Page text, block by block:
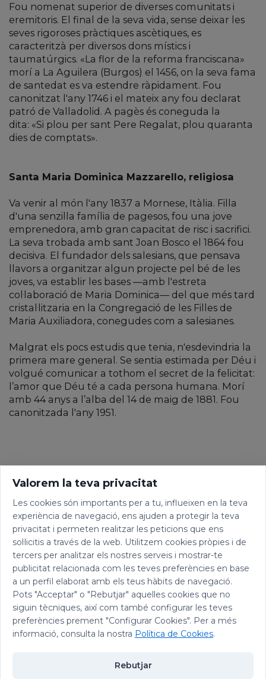
Fou nomenat superior de diverses comunitats i
eremitoris. El final de la seva vida, sense deixar les
seves rigoroses pràctiques ascètiques, es
caracteritzà per diversos dons místics i
taumatúrgics. «La flor de la reforma franciscana»
morí a La Aguilera (Burgos) el 1456, on la seva fama
de santedat es va estendre ràpidament. Fou
canonitzat l'any 1746 i el mateix any fou declarat
patró de Valladolid. A pagès és coneguda la
dita: «Si plou per sant Pere Regalat, plou quaranta
dies de comptats».
Santa Maria Dominica Mazzarello, religiosa
Va venir al món l'any 1837 a Mornese, Itàlia. Filla
d'una senzilla família de pagesos, fou una jove
emprenedora, amb gran capacitat de risc i sacrifici.
La seva trobada amb sant Joan Bosco el 1864 fou
decisiva. El fundador dels salesians, que pensava
llavors a organitzar algun projecte pel bé de les
joves, va establir les bases —amb l'estreta
col·laboració de Maria Dominica— del que més tard
cristal·litzaria en la Congregació de les Filles de
Maria Auxiliadora, conegudes com a salesianes.
Malgrat els pocs estudis que tenia, n'esdevindria la
primera mare general. Se sentia estimada per Déu i
volgué comunicar a tothom el secret de la felicitat:
l’amor que Déu té a cada persona humana. Morí
amb 44 anys a l’alba del 14 de maig de 1881. Fou
canonitzada l'any 1951.
Valorem la teva privacitat
Les cookies són importants per a tu, influeixen en la teva
experiència de navegació, ens ajuden a protegir la teva
privacitat i permeten realitzar les peticions que ens
sol·licitis a través de la web. Utilitzem cookies pròpies i de
tercers per analitzar els nostres serveis i mostrar-te
publicitat relacionada com les teves preferències en base
a un perfil elaborat amb els teus hàbits de navegació.
Pots "Acceptar" o "Rebutjar" aquelles cookies que no
siguin tècniques, així com també configurar les teves
preferències prement "Configurar Cookies". Per a més
informació, consulta la nostra Política de Cookies.
Rebutjar